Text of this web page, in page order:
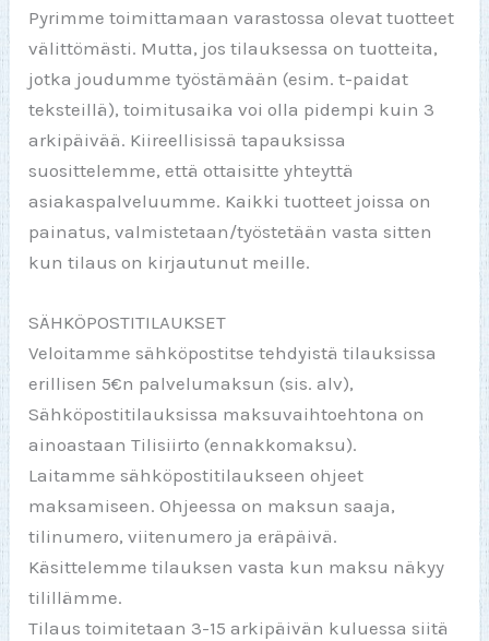
Pyrimme toimittamaan varastossa olevat tuotteet
välittömästi. Mutta, jos tilauksessa on tuotteita,
jotka joudumme työstämään (esim. t-paidat
teksteillä), toimitusaika voi olla pidempi kuin 3
arkipäivää. Kiireellisissä tapauksissa
suosittelemme, että ottaisitte yhteyttä
asiakaspalveluumme. Kaikki tuotteet joissa on
painatus, valmistetaan/työstetään vasta sitten
kun tilaus on kirjautunut meille.
SÄHKÖPOSTITILAUKSET
Veloitamme sähköpostitse tehdyistä tilauksissa
erillisen 5€n palvelumaksun (sis. alv),
Sähköpostitilauksissa maksuvaihtoehtona on
ainoastaan Tilisiirto (ennakkomaksu).
Laitamme sähköpostitilaukseen ohjeet
maksamiseen. Ohjeessa on maksun saaja,
tilinumero, viitenumero ja eräpäivä.
Käsittelemme tilauksen vasta kun maksu näkyy
tilillämme.
Tilaus toimitetaan 3-15 arkipäivän kuluessa siitä